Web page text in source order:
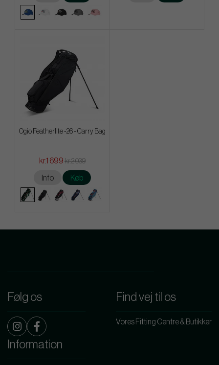
Ogio Featherlite -26 - Carry Bag
kr.1 699 kr.2 039
Info Køb
Følg os Find vej til os
Vores Fitting Centre & Butikker
Information